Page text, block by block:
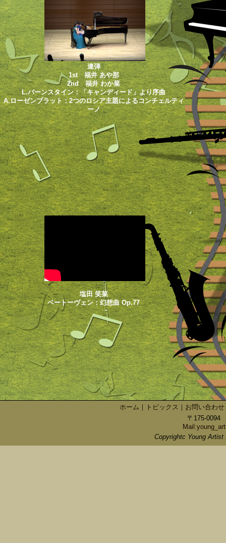
連弾
1st 福井 あや那
2nd 福井 わか菜
L.バーンスタイン：「キャンディード」より序曲
A.ローゼンブラット：2つのロシア主題によるコンチェルティ
ーノ
塩田 笑菜
ベートーヴェン：幻想曲 Op.77
ホーム ｜ トピックス ｜ お問い合わせ
〒175-
Copyrightc Young